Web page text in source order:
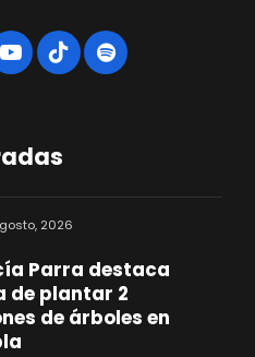
2026
Parra destaca
de plantar 2
de árboles en